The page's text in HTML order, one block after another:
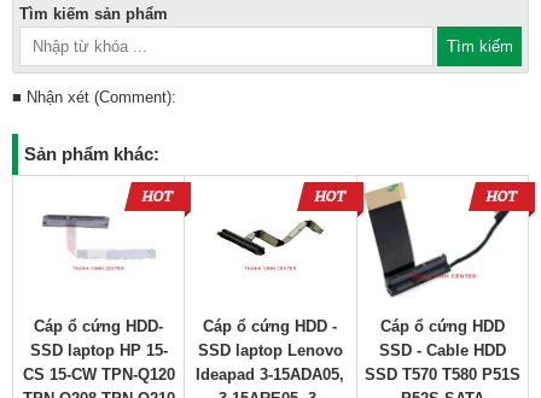
Tìm kiếm sản phẩm
■ Nhận xét (Comment):
Sản phẩm khác:
Cáp ổ cứng HDD-
SSD laptop HP 15-
CS 15-CW TPN-Q120
Cáp ổ cứng HDD -
SSD laptop Lenovo
Ideapad 3-15ADA05,
Cáp ổ cứng HDD
SSD - Cable HDD
SSD T570 T580 P51S